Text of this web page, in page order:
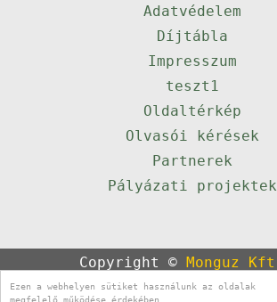
Ezen a webhelyen sütiket használunk az oldalak
megfelelő működése érdekében.
Adatvédelem
Díjtábla
Impresszum
teszt1
Oldaltérkép
Olvasói kérések
Partnerek
Pályázati projektek
Copyright © Monguz Kft
Powered byQulto